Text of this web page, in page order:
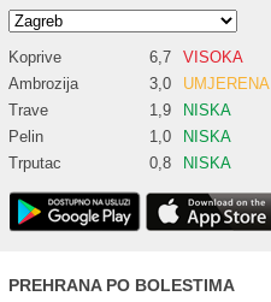
Koprive 6,7
VISOKA
Ambrozija
3,0
UMJERENA
Trave
1,9
NISKA
Pelin
1,0
NISKA
Trputac
0,8 NISKA
PREHRANA PO BOLESTIMA